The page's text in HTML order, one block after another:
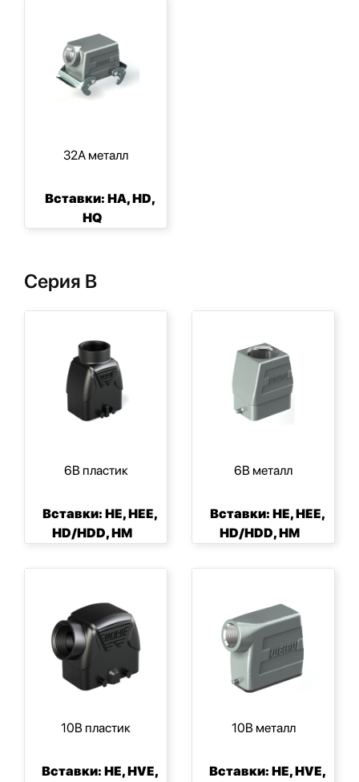
32А металл
Вставки: HA, HD,
HQ
Серия B
6B пластик
Вставки: HE, HEE,
HD/HDD, HM
6B металл
Вставки: HE, HEE,
HD/HDD, HM
10B пластик
Вставки: HE, HVE,
10B металл
Вставки: HE, HVE,